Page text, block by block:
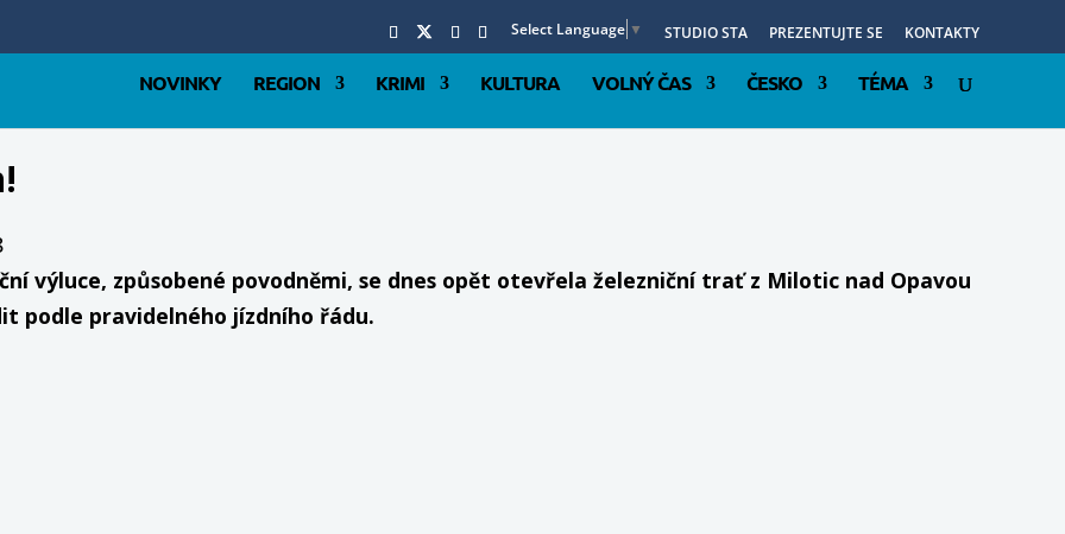
Select Language ▼ STUDIO STA PREZENTUJTE SE KONTAKTY
NOVINKY REGION KRIMI KULTURA VOLNÝ ČAS ČESKO TÉMA
výluce, způsobené povodněmi, se dnes opět otevřela železniční trať z Milotic nad Opavou
podle pravidelného jízdního řádu.